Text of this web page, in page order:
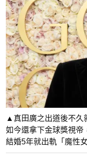
▲真田廣之出道後不久
如今還拿下金球獎視帝
結婚5年就出軌「魔性